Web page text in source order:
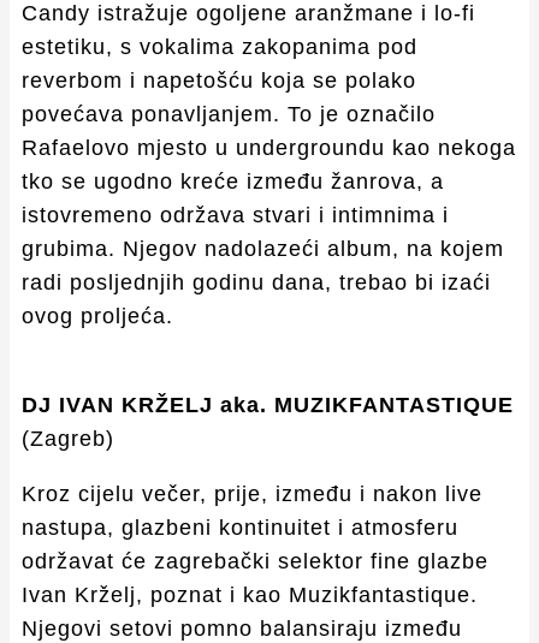
Candy istražuje ogoljene aranžmane i lo-fi
estetiku, s vokalima zakopanima pod
reverbom i napetošću koja se polako
povećava ponavljanjem. To je označilo
Rafaelovo mjesto u undergroundu kao nekoga
tko se ugodno kreće između žanrova, a
istovremeno održava stvari i intimnima i
grubima. Njegov nadolazeći album, na kojem
radi posljednjih godinu dana, trebao bi izaći
ovog proljeća.
DJ IVAN KRŽELJ aka. MUZIKFANTASTIQUE
(Zagreb)
Kroz cijelu večer, prije, između i nakon live
nastupa, glazbeni kontinuitet i atmosferu
održavat će zagrebački selektor fine glazbe
Ivan Krželj, poznat i kao Muzikfantastique.
Njegovi setovi pomno balansiraju između